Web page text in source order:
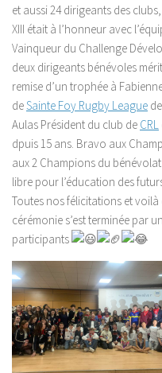
et aussi 24 dirigeants des
XIII était à l’honneur avec
Vainqueur du Challenge
deux dirigeants bénévoles
remise d’un trophée à
deSainte Foy Rugby League
Aulas Président du club de CRL
dpuis 15 ans. Bravo aux
aux 2 Champions du
libre pour l’éducation des
Toutes nos félicitations et voilà
cérémonie s’est terminée par
participants